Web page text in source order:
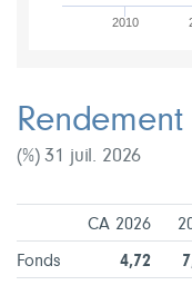
2010
(%) 31 juil. 2026
CA 2026
Fonds 4,72